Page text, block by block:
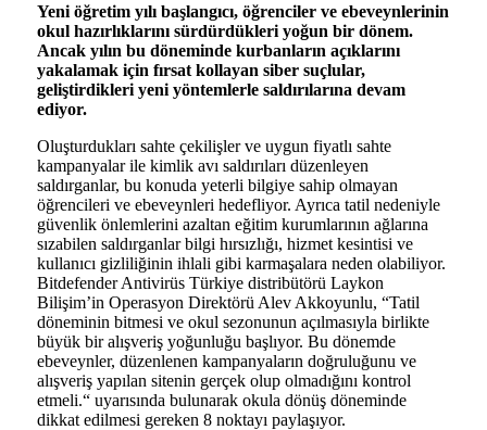
Yeni öğretim yılı başlangıcı, öğrenciler ve ebeveynlerinin
okul hazırlıklarını sürdürdükleri yoğun bir dönem.
Ancak yılın bu döneminde kurbanların açıklarını
yakalamak için fırsat kollayan siber suçlular,
geliştirdikleri yeni yöntemlerle saldırılarına devam
ediyor.
Oluşturdukları sahte çekilişler ve uygun fiyatlı sahte
kampanyalar ile kimlik avı saldırıları düzenleyen
saldırganlar, bu konuda yeterli bilgiye sahip olmayan
öğrencileri ve ebeveynleri hedefliyor. Ayrıca tatil nedeniyle
güvenlik önlemlerini azaltan eğitim kurumlarının ağlarına
sızabilen saldırganlar bilgi hırsızlığı, hizmet kesintisi ve
kullanıcı gizliliğinin ihlali gibi karmaşalara neden olabiliyor.
Bitdefender Antivirüs Türkiye distribütörü Laykon
Bilişim’in Operasyon Direktörü Alev Akkoyunlu, “Tatil
döneminin bitmesi ve okul sezonunun açılmasıyla birlikte
büyük bir alışveriş yoğunluğu başlıyor. Bu dönemde
ebeveynler, düzenlenen kampanyaların doğruluğunu ve
alışveriş yapılan sitenin gerçek olup olmadığını kontrol
etmeli.“ uyarısında bulunarak okula dönüş döneminde
dikkat edilmesi gereken 8 noktayı paylaşıyor.